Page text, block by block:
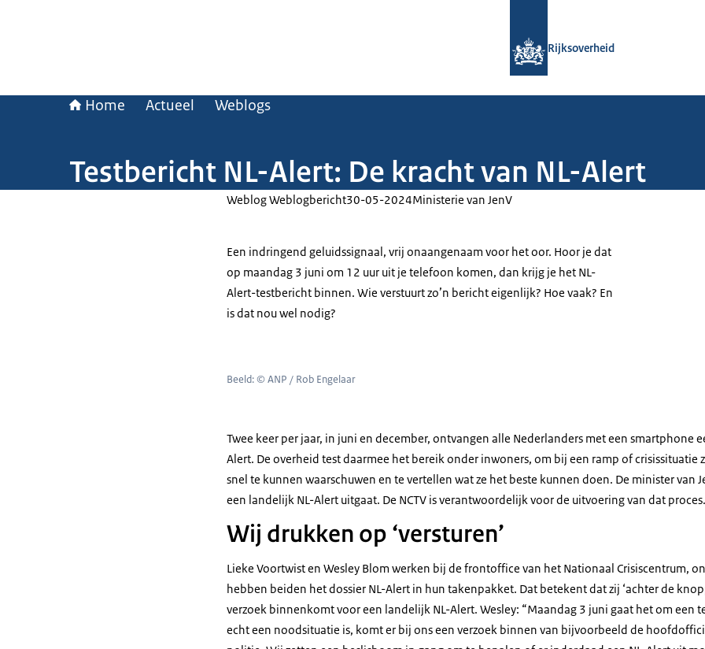
Rijksoverheid
Home Actueel Weblogs
Testbericht NL-Alert: De kracht van NL-Alert
Weblog Weblogbericht30-05-2024Ministerie van JenV
Een indringend geluidssignaal, vrij onaangenaam voor het oor. Hoor je dat
op maandag 3 juni om 12 uur uit je telefoon komen, dan krijg je het NL-
Alert-testbericht binnen. Wie verstuurt zo’n bericht eigenlijk? Hoe vaak? En
is dat nou wel nodig?
Beeld: © ANP / Rob Engelaar
Twee keer per jaar, in juni en december, ontvangen alle Nederlanders met een smartphone
Alert. De overheid test daarmee het bereik onder inwoners, om bij een ramp of crisissituatie
snel te kunnen waarschuwen en te vertellen wat ze het beste kunnen doen. De minister van
een landelijk NL-Alert uitgaat. De NCTV is verantwoordelijk voor de uitvoering van dat proces.
Wij drukken op ‘versturen’
Lieke Voortwist en Wesley Blom werken bij de frontoffice van het Nationaal Crisiscentrum,
hebben beiden het dossier NL-Alert in hun takenpakket. Dat betekent dat zij ‘achter de
verzoek binnenkomt voor een landelijk NL-Alert. Wesley: “Maandag 3 juni gaat het om een
echt een noodsituatie is, komt er bij ons een verzoek binnen van bijvoorbeeld de